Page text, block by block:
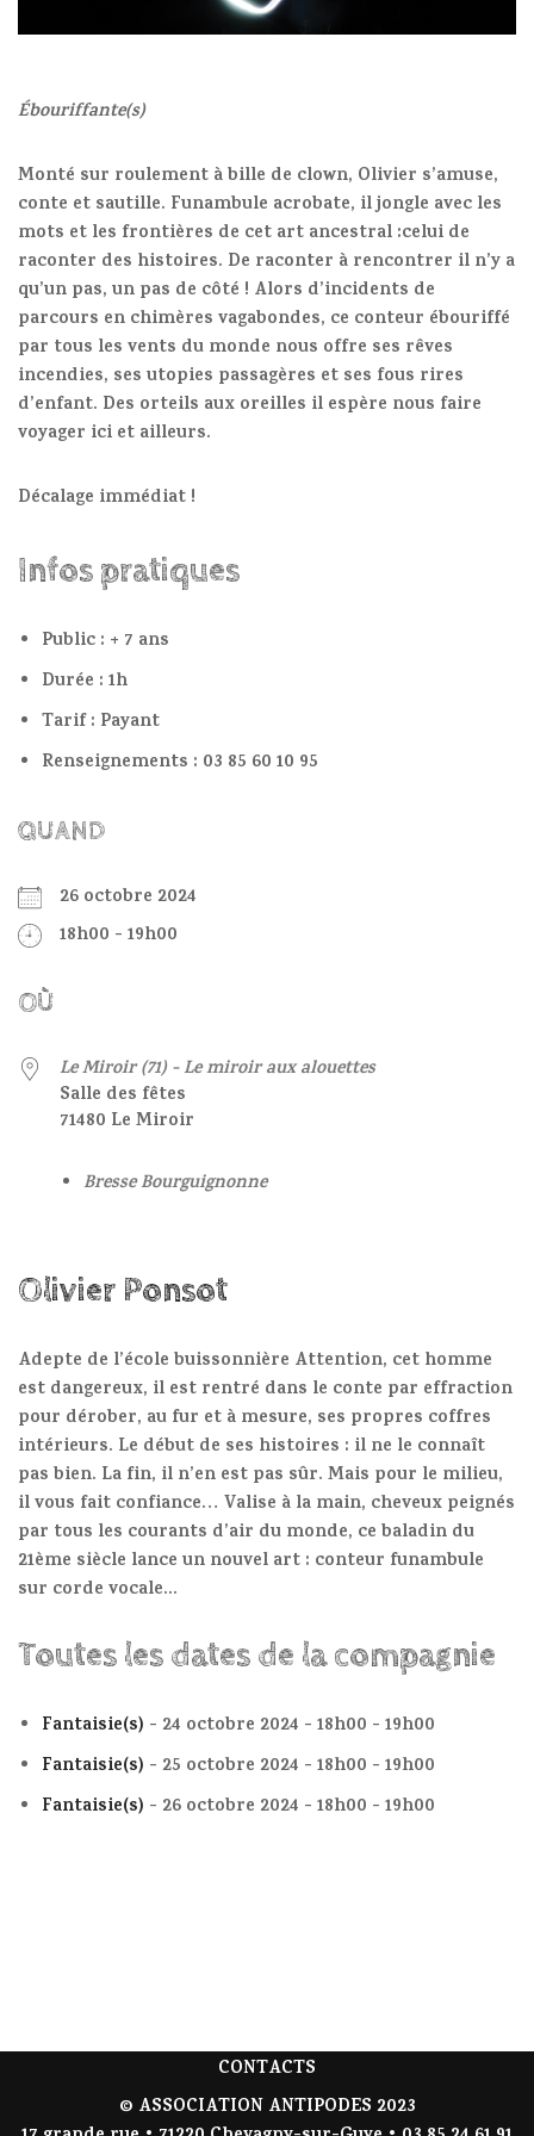
Ébouriffante(s)
Monté sur roulement à bille de clown, Olivier s’amuse,
conte et sautille. Funambule acrobate, il jongle avec les
mots et les frontières de cet art ancestral :celui de
raconter des histoires. De raconter à rencontrer il n’y a
qu’un pas, un pas de côté ! Alors d’incidents de
parcours en chimères vagabondes, ce conteur ébouriffé
par tous les vents du monde nous offre ses rêves
incendies, ses utopies passagères et ses fous rires
d’enfant. Des orteils aux oreilles il espère nous faire
voyager ici et ailleurs.
Décalage immédiat !
Infos pratiques
Public : + 7 ans
Durée : 1h
Tarif : Payant
Renseignements : 03 85 60 10 95
QUAND
26 octobre 2024
18h00 - 19h00
OÙ
Le Miroir (71) - Le miroir aux alouettes
Salle des fêtes
71480 Le Miroir
Bresse Bourguignonne
Olivier Ponsot
Adepte de l’école buissonnière Attention, cet homme
est dangereux, il est rentré dans le conte par effraction
pour dérober, au fur et à mesure, ses propres coffres
intérieurs. Le début de ses histoires : il ne le connaît
pas bien. La fin, il n’en est pas sûr. Mais pour le milieu,
il vous fait confiance… Valise à la main, cheveux peignés
par tous les courants d’air du monde, ce baladin du
21ème siècle lance un nouvel art : conteur funambule
sur corde vocale...
Toutes les dates de la compagnie
Fantaisie(s) - 24 octobre 2024 - 18h00 - 19h00
Fantaisie(s) - 25 octobre 2024 - 18h00 - 19h00
Fantaisie(s) - 26 octobre 2024 - 18h00 - 19h00
CONTACTS
© ASSOCIATION ANTIPODES 2023